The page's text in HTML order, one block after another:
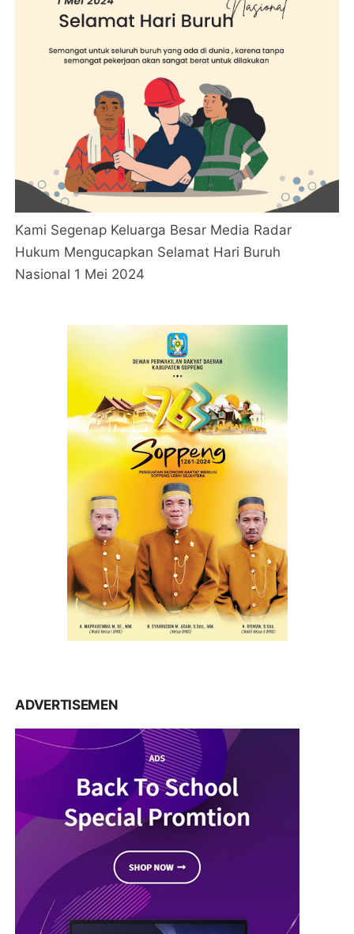
Kami Segenap Keluarga Besar Media Radar
Hukum Mengucapkan Selamat Hari Buruh
Nasional 1 Mei 2024
ADVERTISEMEN